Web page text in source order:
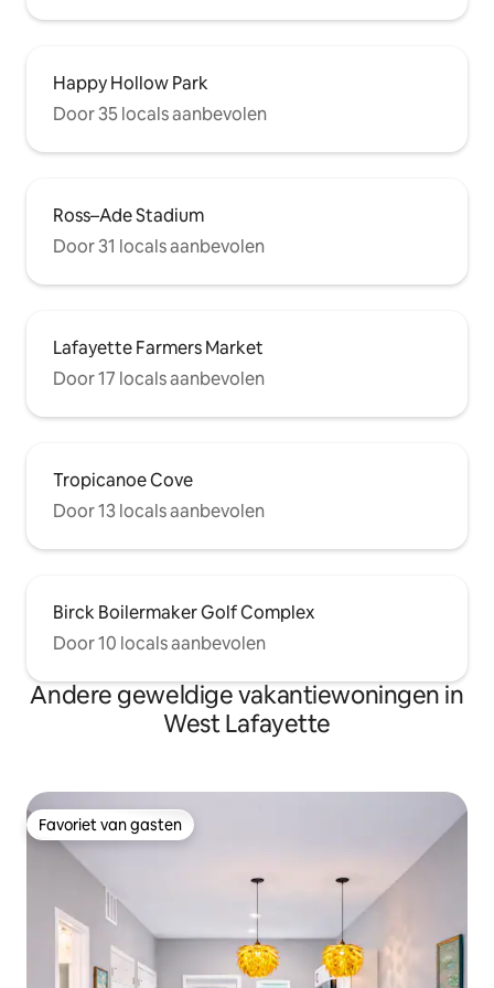
Happy Hollow Park
Door 35 locals aanbevolen
Ross–Ade Stadium
Door 31 locals aanbevolen
Lafayette Farmers Market
Door 17 locals aanbevolen
Tropicanoe Cove
Door 13 locals aanbevolen
Birck Boilermaker Golf Complex
Door 10 locals aanbevolen
Andere geweldige vakantiewoningen in
West Lafayette
Favoriet van gasten
Favoriet van gasten